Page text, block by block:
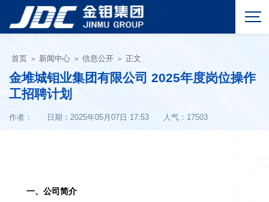
首页 > 新闻中心 > 信息公开 > 正文
金堆城钼业集团有限公司 2025年度岗位操作
工招聘计划
作者： 日期：2025年05月07日 17:53 人气： 17503
一、公司简介